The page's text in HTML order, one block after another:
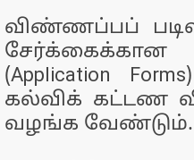
விண்ணப்பப்
(Application
கல்விக் கட்டண
வழங்க வேண்டும்.